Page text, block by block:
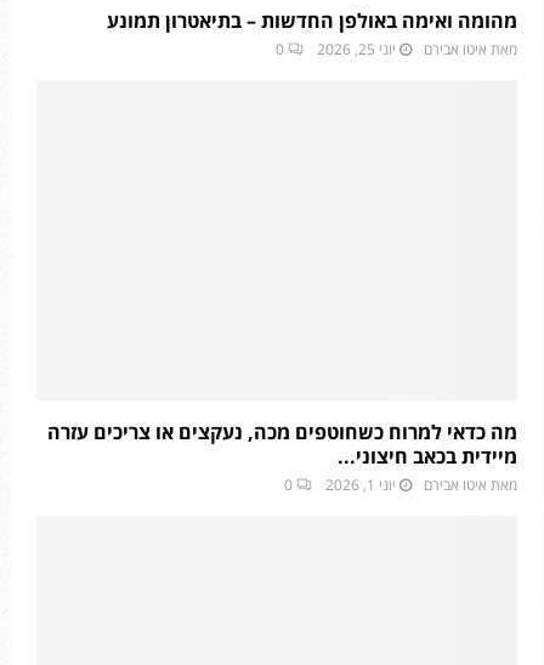
מהומה ואימה באולפן החדשות – בתיאטרון תמונע
מאת איטו אבירם יוני 25, 2026 0
מה כדאי למרוח כשחוטפים מכה, נעקצים או צריכים עזרה
מיידית בכאב חיצוני...
מאת איטו אבירם יוני 1, 2026 0